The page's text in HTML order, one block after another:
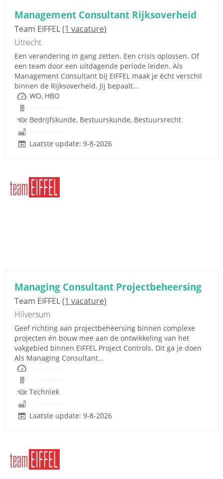
Management Consultant Rijksoverheid
Team EIFFEL(1 vacature)
Utrecht
Een verandering in gang zetten. Een crisis oplossen. Of
een team door een uitdagende periode leiden. Als
Management Consultant bij EIFFEL maak je écht verschil
binnen de Rijksoverheid. Jij bepaalt...
WO, HBO
Bedrijfskunde, Bestuurskunde, Bestuursrecht
Laatste update: 9-8-2026
Managing Consultant Projectbeheersing
Team EIFFEL(1 vacature)
Hilversum
Geef richting aan projectbeheersing binnen complexe
projecten én bouw mee aan de ontwikkeling van het
vakgebied binnen EIFFEL Project Controls. Dit ga je doen
Als Managing Consultant...
Techniek
Laatste update: 9-8-2026